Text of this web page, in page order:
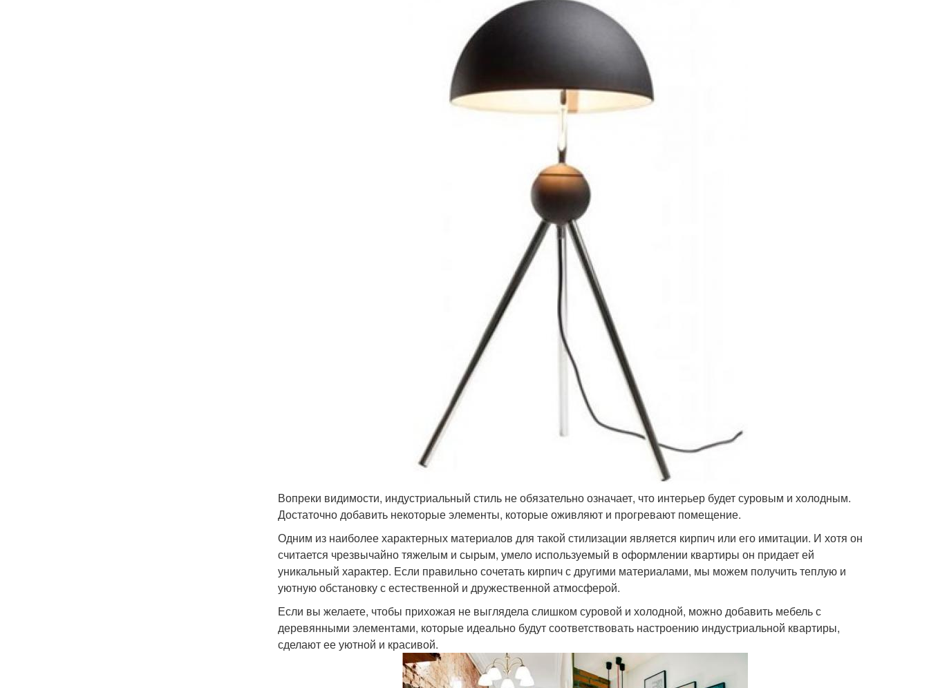
Вопреки видимости, индустриальный стиль не обязательно означает, что интерьер будет суровым и холодным.
Достаточно добавить некоторые элементы, которые оживляют и прогревают помещение.
Одним из наиболее характерных материалов для такой стилизации является кирпич или его имитации. И хотя он
считается чрезвычайно тяжелым и сырым, умело используемый в оформлении квартиры он придает ей
уникальный характер. Если правильно сочетать кирпич с другими материалами, мы можем получить теплую и
уютную обстановку с естественной и дружественной атмосферой.
Если вы желаете, чтобы прихожая не выглядела слишком суровой и холодной, можно добавить мебель с
деревянными элементами, которые идеально будут соответствовать настроению индустриальной квартиры,
сделают ее уютной и красивой.